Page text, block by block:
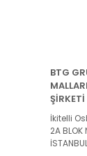
BTG
ŞİRKETİ
İkitelli
2A